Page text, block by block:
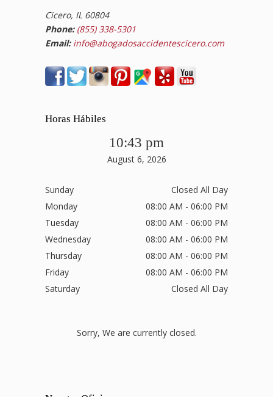
Cicero, IL 60804
Phone: (855) 338-5301
Email: info@abogadosaccidentescicero.com
Horas Hábiles
10:43 pm
August 6, 2026
Sunday
Closed All Day
Monday
08:00 AM - 06:00 PM
Tuesday
08:00 AM - 06:00 PM
Wednesday
08:00 AM - 06:00 PM
Thursday
08:00 AM - 06:00 PM
Friday
08:00 AM - 06:00 PM
Saturday
Closed All Day
Sorry, We are currently closed.